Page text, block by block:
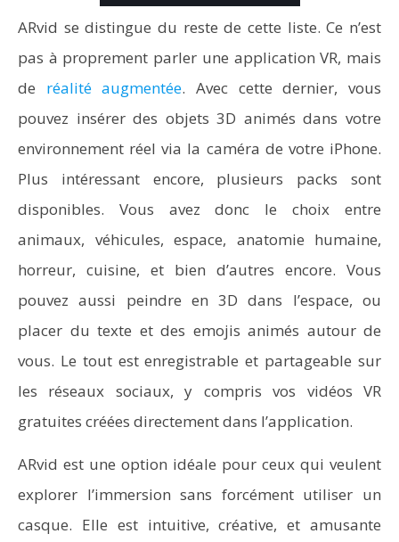
ARvid se distingue du reste de cette liste. Ce n’est
pas à proprement parler une application VR, mais
de réalité augmentée. Avec cette dernier, vous
pouvez insérer des objets 3D animés dans votre
environnement réel via la caméra de votre iPhone.
Plus intéressant encore, plusieurs packs sont
disponibles. Vous avez donc le choix entre
animaux, véhicules, espace, anatomie humaine,
horreur, cuisine, et bien d’autres encore. Vous
pouvez aussi peindre en 3D dans l’espace, ou
placer du texte et des emojis animés autour de
vous. Le tout est enregistrable et partageable sur
les réseaux sociaux, y compris vos vidéos VR
gratuites créées directement dans l’application.
ARvid est une option idéale pour ceux qui veulent
explorer l’immersion sans forcément utiliser un
casque. Elle est intuitive, créative, et amusante